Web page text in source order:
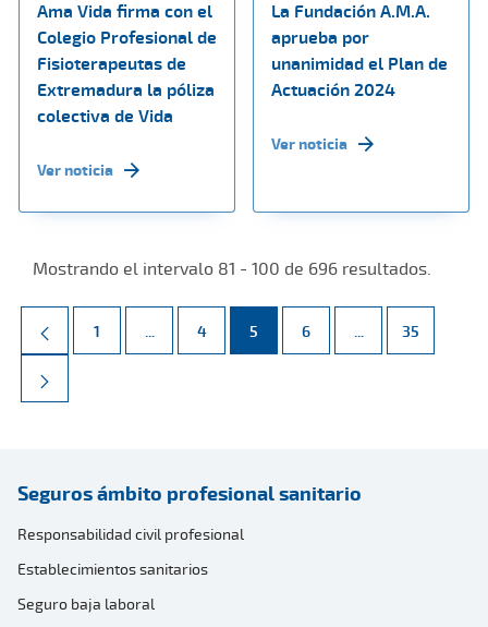
Ama Vida firma con el
Colegio Profesional de
Fisioterapeutas de
Extremadura la póliza
colectiva de Vida
Ver noticia
La Fundación A.M.A.
aprueba por
unanimidad el Plan de
Actuación 2024
Ver noticia
Mostrando el intervalo 81 - 100 de 696 resultados.
Página
1 ... Páginas intermedias Use TAB para desplazarse.
Página
4 Página
5 Página
6 ... Páginas
Página
35
Seguros ámbito profesional sanitario
Responsabilidad civil profesional
Establecimientos sanitarios
Seguro baja laboral